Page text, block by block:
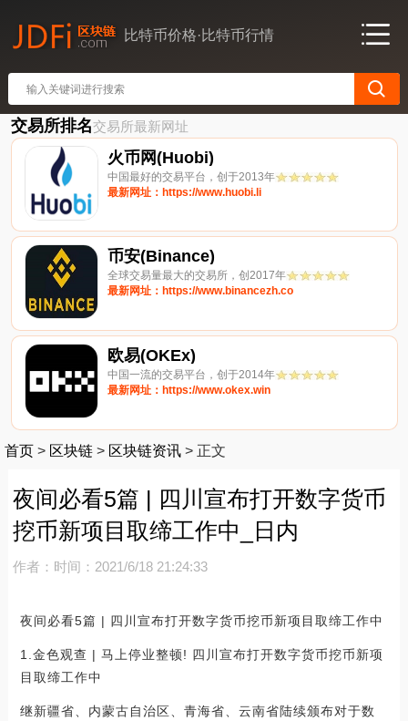
比特币价格·比特币行情
交易所排名交易所最新网址
火币网(Huobi)
中国最好的交易平台，创于2013年
最新网址：https://www.huobi.li
币安(Binance)
全球交易量最大的交易所，创2017年
最新网址：https://www.binancezh.co
欧易(OKEx)
中国一流的交易平台，创于2014年
最新网址：https://www.okex.win
首页 > 区块链 > 区块链资讯 > 正文
夜间必看5篇 | 四川宣布打开数字货币
挖币新项目取缔工作中_日内
作者： 时间：2021/6/18 21:24:33
夜间必看5篇 | 四川宣布打开数字货币挖币新项目取缔工作中
1.金色观查 | 马上停业整顿! 四川宣布打开数字货币挖币新项
目取缔工作中
继新疆省、内蒙古自治区、青海省、云南省陆续颁布对于数